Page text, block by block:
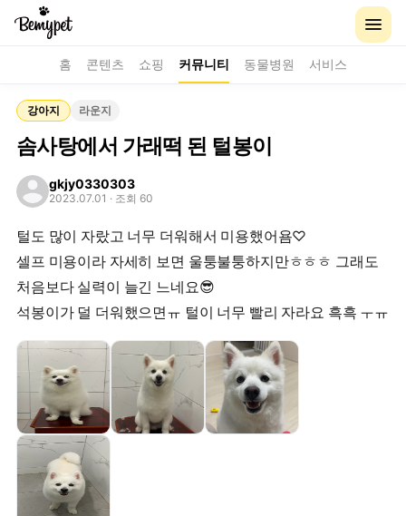
홈 콘텐츠 쇼핑 커뮤니티 동물병원 서비스
강아지 라운지
솜사탕에서 가래떡 된 털봉이
gkjy0330303
2023.07.01 · 조회 60
털도 많이 자랐고 너무 더워해서 미용했어욤♡
셀프 미용이라 자세히 보면 울퉁불퉁하지만ㅎㅎㅎ 그래도
처음보다 실력이 늘긴 느네요😎
석봉이가 덜 더워했으면ㅠ 털이 너무 빨리 자라요 흑흑 ㅜㅠ